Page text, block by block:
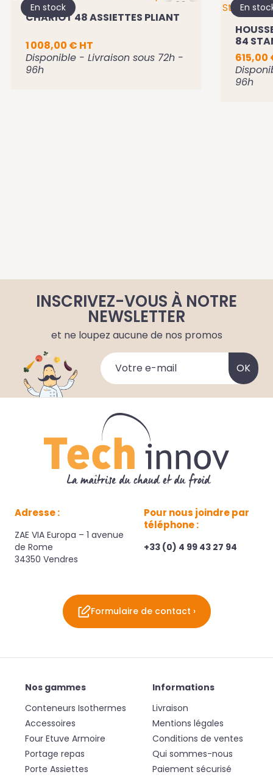
CHARIOT 48 ASSIETTES PLIANT
1 008,00 € HT
Disponible - Livraison sous 72h -
96h
En stock
84
615,00
96h
En
INSCRIVEZ-VOUS À NOTRE
NEWSLETTER
et ne loupez aucune de nos promos
Adresse :
ZAE VIA Europa – 1 avenue
de Rome
34350 Vendres
Pour nous joindre par
téléphone :
+33 (0) 4 99 43 27 94
Formulaire de contact ›
Nos gammes
Conteneurs Isothermes
Accessoires
Four Etuve Armoire
Portage repas
Porte Assiettes
Informations
Livraison
Mentions légales
Conditions de ventes
Qui sommes-nous
Paiement sécurisé